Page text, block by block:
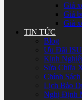
Giá
Giá
Giá
TIN TỨC
Blog
Ưu Đãi
Kinh
Sửa Chữa
Chính
Lịch Bảo
Nghị Định